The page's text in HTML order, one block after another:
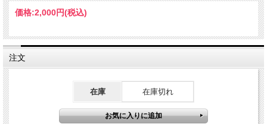
価格:2,000円(税込)
注文
在庫 在庫切れ